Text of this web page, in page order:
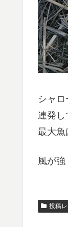
シャ
連発し
最大魚
風が強
投稿